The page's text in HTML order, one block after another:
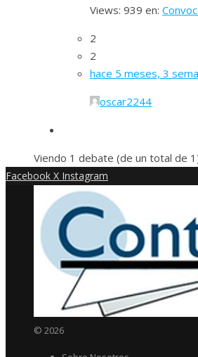
Views: 939 en:
2
2
hace 5 meses, 3
oscar2244
Viendo 1 debate (de un total de
Facebook X Instagram
© 2026